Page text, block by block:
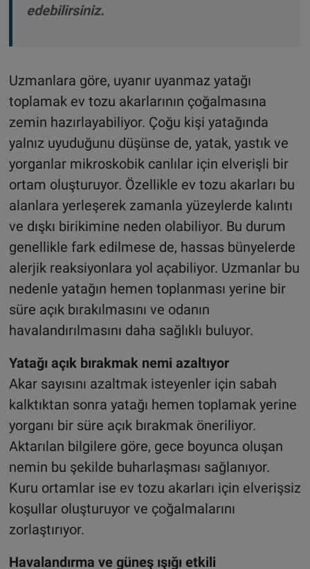
edebilirsiniz.
Uzmanlara göre, uyanır uyanmaz yatağı
toplamak ev tozu akarlarının çoğalmasına
zemin hazırlayabiliyor. Çoğu kişi yatağında
yalnız uyuduğunu düşünse de, yatak, yastık ve
yorganlar mikroskobik canlılar için elverişli bir
ortam oluşturuyor. Özellikle ev tozu akarları bu
alanlara yerleşerek zamanla yüzeylerde kalıntı
ve dışkı birikimine neden olabiliyor. Bu durum
genellikle fark edilmese de, hassas bünyelerde
alerjik reaksiyonlara yol açabiliyor. Uzmanlar bu
nedenle yatağın hemen toplanması yerine bir
süre açık bırakılmasını ve odanın
havalandırılmasını daha sağlıklı buluyor.
Yatağı açık bırakmak nemi azaltıyor
Akar sayısını azaltmak isteyenler için sabah
kalktıktan sonra yatağı hemen toplamak yerine
yorganı bir süre açık bırakmak öneriliyor.
Aktarılan bilgilere göre, gece boyunca oluşan
nemin bu şekilde buharlaşması sağlanıyor.
Kuru ortamlar ise ev tozu akarları için elverişsiz
koşullar oluşturuyor ve çoğalmalarını
zorlaştırıyor.
Havalandırma ve güneş ışığı etkili